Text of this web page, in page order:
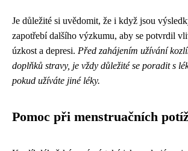
Je důležité si uvědomit, že i když jsou
zapotřebí dalšího výzkumu, aby se potvrdil
úzkost a depresi. Před zahájením užívání
doplňků stravy, je vždy důležité se poradit s
pokud užíváte jiné léky.
Pomoc při menstruačních